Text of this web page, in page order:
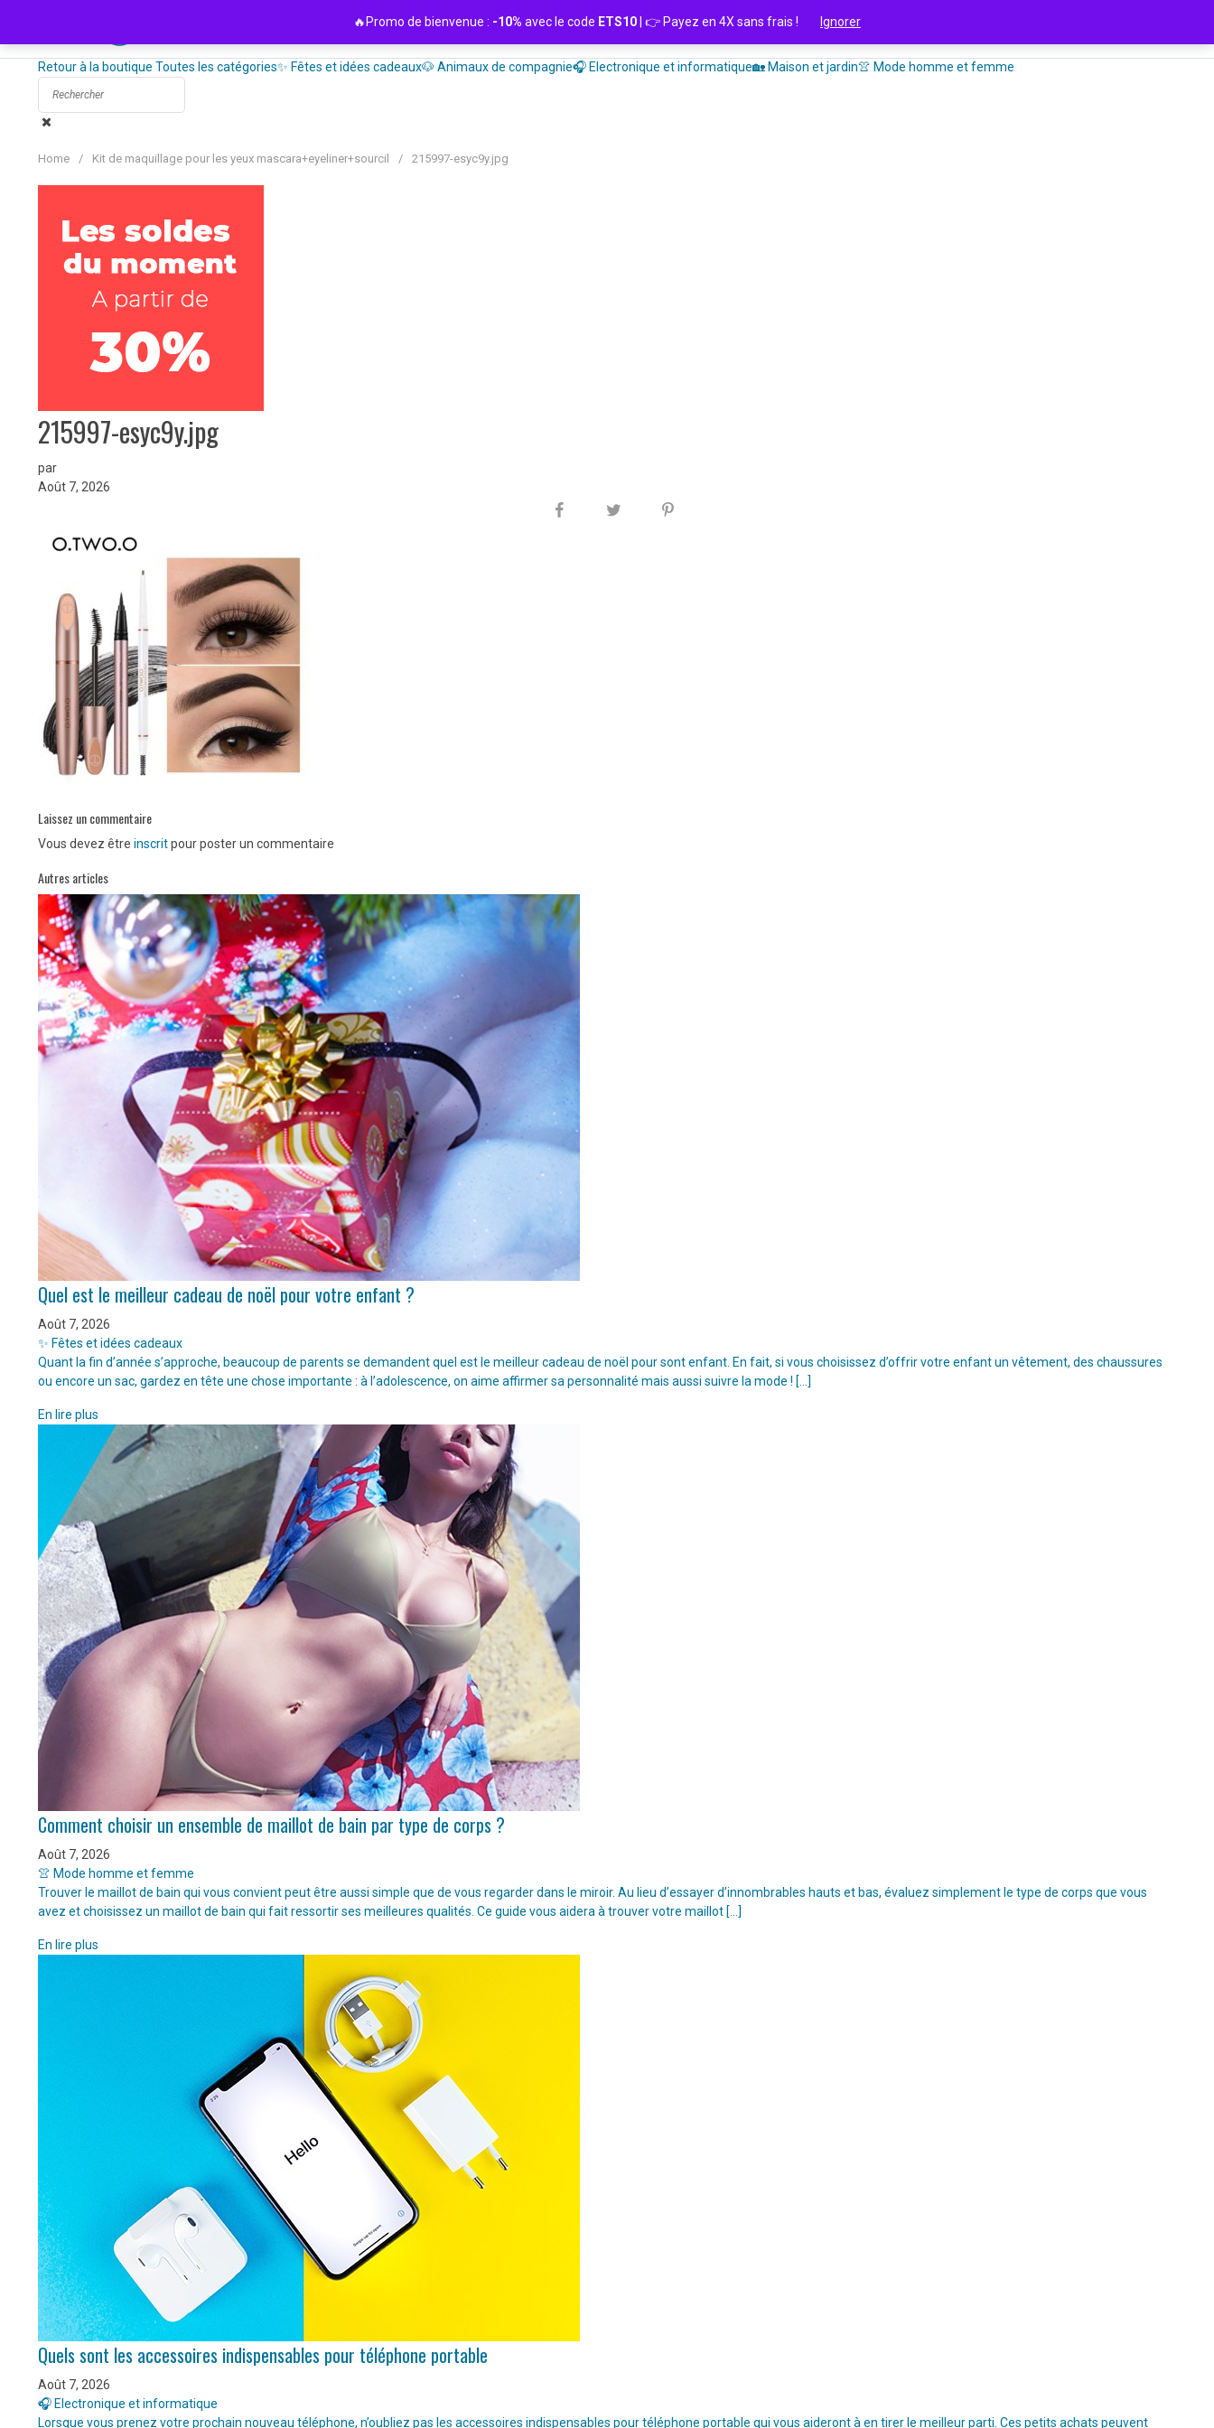
contenu
Retour à la boutique Toutes les catégories✨ Fêtes et idées cadeaux🐶 Animaux de compagnie🎧 Electronique et informatique🏡 Maison et jardin👚 Mode homme et femme
Home / Kit de maquillage pour les yeux mascara+eyeliner+sourcil / 215997-esyc9y.jpg
215997-esyc9y.jpg
par
Août 7, 2026
Laissez un commentaire
Vous devez être inscritpour poster un commentaire
Autres articles
Quel est le meilleur cadeau de noël pour votre enfant ?
Août 7, 2026
✨ Fêtes et idées cadeaux
Quant la fin d’année s’approche, beaucoup de parents se demandent quel est le meilleur cadeau de noël pour sont enfant. En fait, si vous choisissez d’offrir votre enfant un vêtement, des chaussures
ou encore un sac, gardez en tête une chose importante : à l’adolescence, on aime affirmer sa personnalité mais aussi suivre la mode ! […]
En lire plus
Comment choisir un ensemble de maillot de bain par type de corps ?
Août 7, 2026
👚 Mode homme et femme
Trouver le maillot de bain qui vous convient peut être aussi simple que de vous regarder dans le miroir. Au lieu d’essayer d’innombrables hauts et bas, évaluez simplement le type de corps que vous
avez et choisissez un maillot de bain qui fait ressortir ses meilleures qualités. Ce guide vous aidera à trouver votre maillot […]
En lire plus
Quels sont les accessoires indispensables pour téléphone portable
Août 7, 2026
🎧 Electronique et informatique
Lorsque vous prenez votre prochain nouveau téléphone, n’oubliez pas les accessoires indispensables pour téléphone portable qui vous aideront à en tirer le meilleur parti. Ces petits achats peuvent
🔥Promo de bienvenue : -10% avec le code ETS10 | 👉 Payez en 4X sans frais ! Ignorer